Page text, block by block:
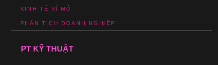
KINH TẾ VĨ MÔ
PHÂN TÍCH DOANH NGHIỆP
PT KỸ THUẬT